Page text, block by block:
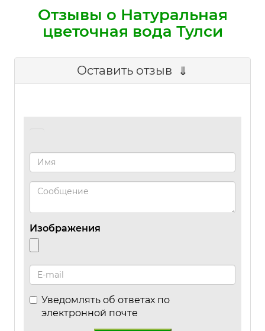
Отзывы о Натуральная
цветочная вода Тулси
Оставить отзыв
Изображения
Уведомлять об ответах по
электронной почте